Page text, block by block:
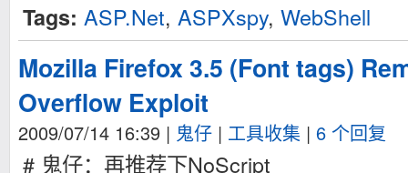
Tags: ASP.Net, ASPXspy, WebShell
Mozilla Firefox 3.5 (Font tags)
Overflow Exploit
2009/07/14 16:39 | 鬼仔 | 工具收集 | 6 个回复
# 鬼仔：再推荐下NoScript